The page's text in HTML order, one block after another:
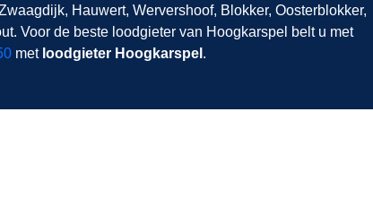
Hauwert, Wervershoof, Blokker, Oosterblokker,
Voor de beste loodgieter van Hoogkarspel belt u met
met loodgieter Hoogkarspel .